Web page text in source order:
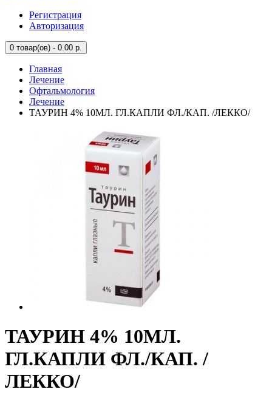
Регистрация
Авторизация
0 товар(ов) - 0.00 р.
Главная
Лечение
Офтальмология
Лечение
ТАУРИН 4% 10МЛ. ГЛ.КАПЛИ ФЛ./КАП. /ЛЕККО/
ТАУРИН 4% 10МЛ.
ГЛ.КАПЛИ ФЛ./КАП. /
ЛЕККО/